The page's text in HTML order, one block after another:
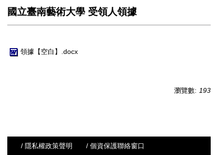
國立臺南藝術大學 受領人領據
領據【空白】.docx
瀏覽數: 193
/ 隱私權政策聲明 / 個資保護聯絡窗口